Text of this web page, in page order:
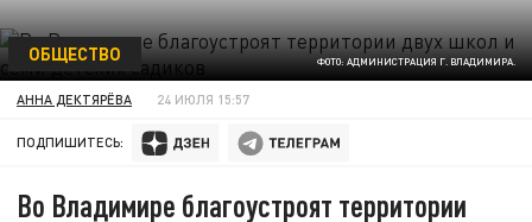
ФОТО: АДМИНИСТРАЦИЯ Г. ВЛАДИМИРА.
ОБЩЕСТВО
АННА ДЕКТЯРЁВА 24 ИЮЛЯ 15:57
ПОДПИШИТЕСЬ:
Во Владимире благоустроят территории